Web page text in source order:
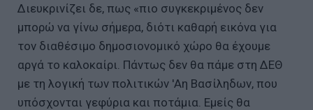
Διευκρινίζει δε, πως «πιο συγκεκριμένος δεν
μπορώ να γίνω σήμερα, διότι καθαρή εικόνα για
τον διαθέσιμο δημοσιονομικό χώρο θα έχουμε
αργά το καλοκαίρι. Πάντως δεν θα πάμε στη ΔΕΘ
με τη λογική των πολιτικών 'Αη Βασίληδων, που
υπόσχονται γεφύρια και ποτάμια. Εμείς θα